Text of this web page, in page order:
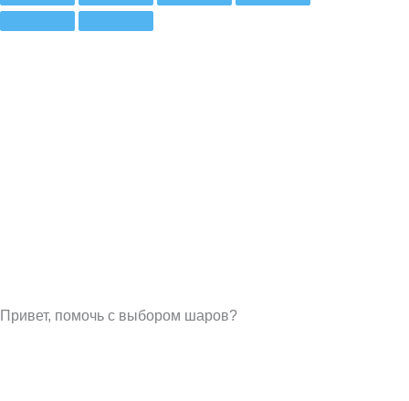
Привет, помочь с выбором шаров?